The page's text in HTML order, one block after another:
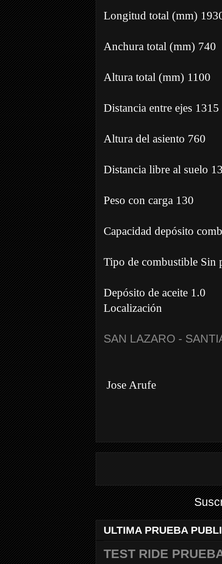
Longitud total (mm)
Anchura total (mm) 740
Altura total (mm) 1100
Distancia entre ejes 1315
Altura del asiento 760
Distancia libre al suelo
Peso con carga 130
Capacidad depósito
Tipo de combustible Sin
Depósito de aceite 1.0
Localización
SAN LAZARO -
Jose Arufe
ULTIMA PRUEBA
TEST RIDE